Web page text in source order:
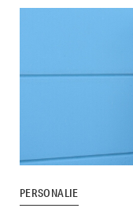
PERSONALIE